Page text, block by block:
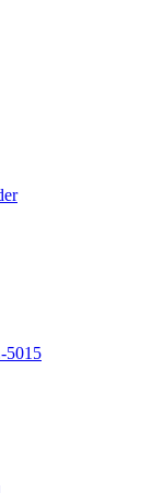
5015